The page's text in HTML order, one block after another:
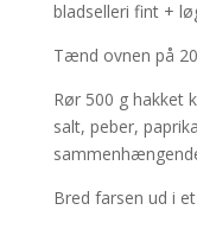
bladselleri fint +
Tænd ovnen på
Rør 500 g hakket
salt, peber,
Bred farsen ud i